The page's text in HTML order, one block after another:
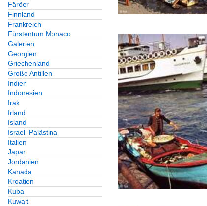
Färöer
Finnland
Frankreich
Fürstentum Monaco
Galerien
Georgien
Griechenland
Große Antillen
Indien
Indonesien
Irak
Irland
Island
Israel, Palästina
Italien
Japan
Jordanien
Kanada
Kroatien
Kuba
Kuwait